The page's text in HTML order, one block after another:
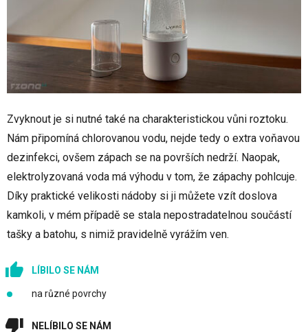
Zvyknout je si nutné také na charakteristickou vůni roztoku.
Nám připomíná chlorovanou vodu, nejde tedy o extra voňavou
dezinfekci, ovšem zápach se na površích nedrží. Naopak,
elektrolyzovaná voda má výhodu v tom, že zápachy pohlcuje.
Díky praktické velikosti nádoby si ji můžete vzít doslova
kamkoli, v mém případě se stala nepostradatelnou součástí
tašky a batohu, s nimiž pravidelně vyrážím ven.
LÍBILO SE NÁM
na různé povrchy
NELÍBILO SE NÁM